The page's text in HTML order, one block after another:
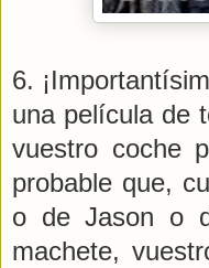
6.
una película de
vuestro coche
probable que,
o de Jason o
machete,